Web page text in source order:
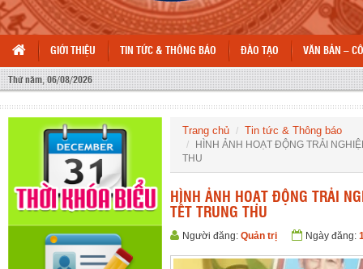
GIỚI THIỆU TIN TỨC & THÔNG BÁO ĐÀO TẠO VĂN BẢN –
Thứ năm, 06/08/2026
Trang chủ Tin tức & Thông báo
HÌNH ẢNH HOẠT ĐỘNG TRẢI
THU
HÌNH ẢNH HOẠT ĐỘNG TRẢI
TẾT TRUNG THU
Người đăng: Quản trị Ngày đăng: